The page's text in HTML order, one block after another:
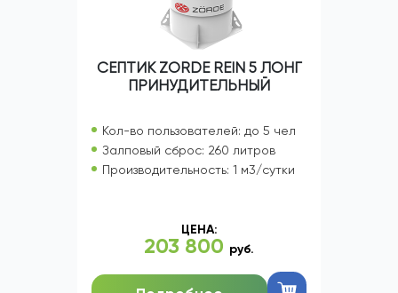
СЕПТИК ZORDE REIN 5 ЛОНГ
ПРИНУДИТЕЛЬНЫЙ
Кол-во пользователей: до 5 чел
Залповый сброс: 260 литров
Производительность: 1 м3/сутки
ЦЕНА:
203 800 руб.